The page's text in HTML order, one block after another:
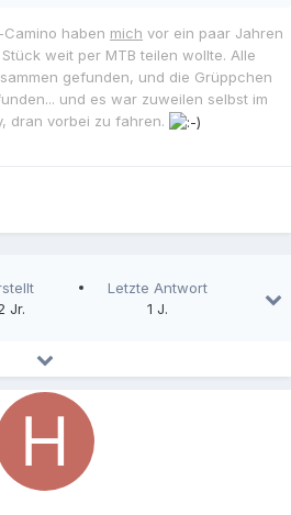
Camino haben mich vor ein paar Jahren
weit per MTB teilen wollte. Alle
gefunden, und die Grüppchen
und es war zuweilen selbst im
dran vorbei zu fahren.
Jr.
Letzte Antwort
1 J.